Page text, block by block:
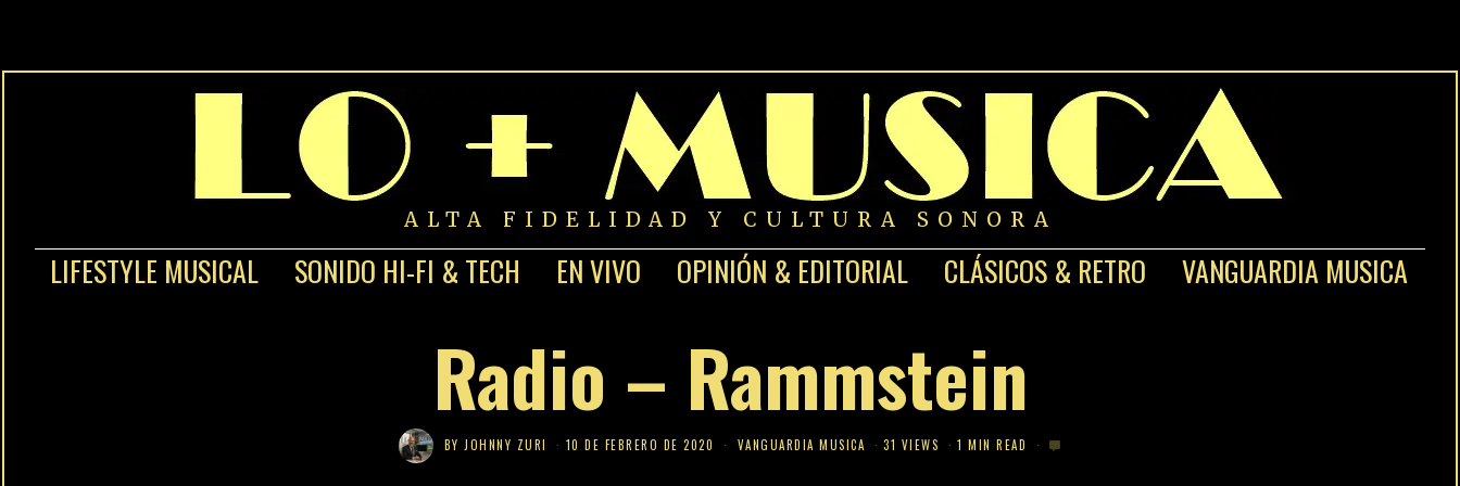
ALTA FIDELIDAD Y CULTURA SONORA
LIFESTYLE MUSICAL SONIDO HI-FI & TECH EN VIVO OPINIÓN & EDITORIAL CLÁSICOS & RETRO VANGUARDIA MUSICA
Radio – Rammstein
BY JOHNNY ZURI 10 DE FEBRERO DE 2020 VANGUARDIA MUSICA 31 VIEWS 1 MIN READ